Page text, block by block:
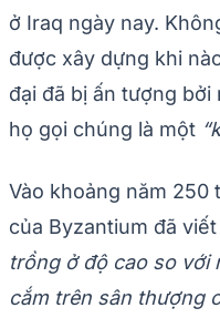
ở Iraq ngày nay.
được xây dựng khi
đại đã bị ấn tượng
họ gọi chúng là một
Vào khoảng năm 250
của Byzantium đã
trồng ở độ cao so với
cắm trên sân thượng